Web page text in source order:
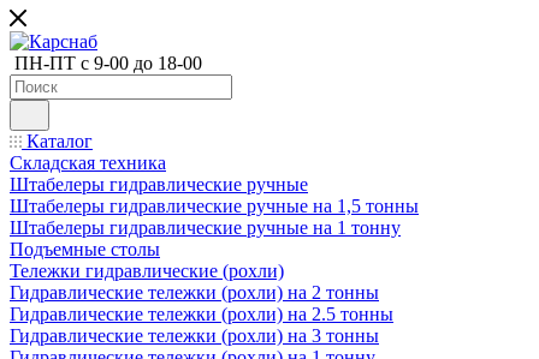
ПН-ПТ с 9-00 до 18-00
Каталог
Складская техника
Штабелеры гидравлические ручные
Штабелеры гидравлические ручные на 1,5 тонны
Штабелеры гидравлические ручные на 1 тонну
Подъемные столы
Тележки гидравлические (рохли)
Гидравлические тележки (рохли) на 2 тонны
Гидравлические тележки (рохли) на 2.5 тонны
Гидравлические тележки (рохли) на 3 тонны